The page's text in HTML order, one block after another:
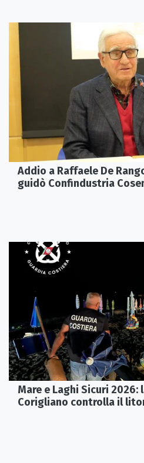
Addio a Raffaele De
guidò Confindustria
Mare e Laghi Sicuri 2026:
Corigliano controlla il